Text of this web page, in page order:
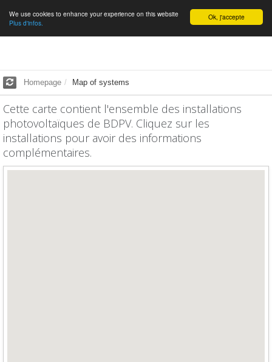
English Ok, j'accepte
We use cookies to enhance your experience on this website
Plus d'infos.
Homepage Map of systems
Cette carte contient l'ensemble des installations
photovoltaïques de BDPV. Cliquez sur les
installations pour avoir des informations
complémentaires.